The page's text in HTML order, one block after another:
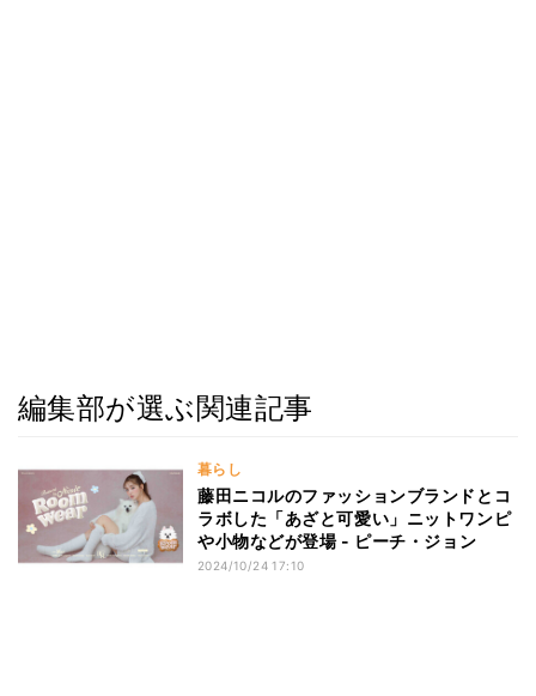
編集部が選ぶ関連記事
暮らし
藤田ニコルのファッションブランドとコ
ラボした「あざと可愛い」ニットワンピ
や小物などが登場 - ピーチ・ジョン
2024/10/24 17:10